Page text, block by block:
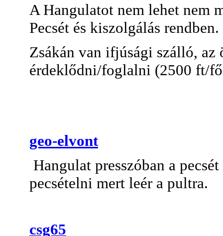
A Hangulatot nem lehet nem
Pecsét és kiszolgálás rendben.
Zsákán van ifjúsági szálló, az
érdeklődni/foglalni (2500 ft/
geo-elvont
Hangulat presszóban a
pecsételni mert leér a pultra.
csg65